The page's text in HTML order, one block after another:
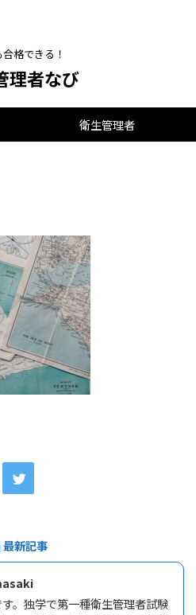
格できる！
理者なび
衛生管理者
最新記事
。独学で第一種衛生管理者試験